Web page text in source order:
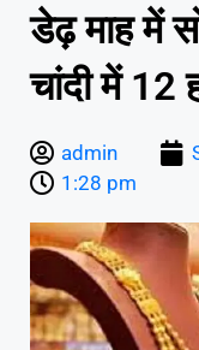
डेढ़ माह में
चांदी में 12
admin
1:28 pm